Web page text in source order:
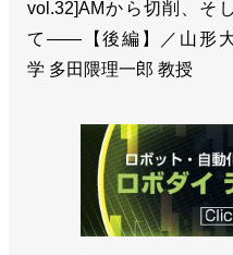
vol.32]AMから切削、そし
て――【後編】／山形
学 多田隈理一郎 教授